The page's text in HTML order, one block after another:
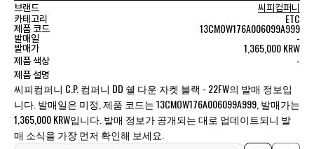
브랜드
씨피컴퍼니
카테고리
ETC
제품 코드 13CMOW176A006099A999
발매일 -
발매가 1,365,000 KRW
제품 색상 -
제품 설명
씨피컴퍼니 C.P. 컴퍼니 DD 쉘 다운 자켓 블랙 - 22FW의 발매 정보입
니다. 발매일은 미정, 제품 코드는 13CMOW176A006099A999, 발매가는
1,365,000 KRW입니다. 발매 정보가 공개되는 대로 업데이트되니 발
매 소식을 가장 먼저 확인해 보세요.